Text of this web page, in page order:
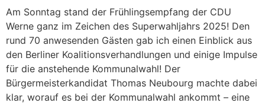
Am Sonntag stand der Frühlingsempfang der CDU
Werne ganz im Zeichen des Superwahljahrs 2025! Den
rund 70 anwesenden Gästen gab ich einen Einblick aus
den Berliner Koalitionsverhandlungen und einige Impulse
für die anstehende Kommunalwahl! Der
Bürgermeisterkandidat Thomas Neubourg machte dabei
klar, worauf es bei der Kommunalwahl ankommt – eine